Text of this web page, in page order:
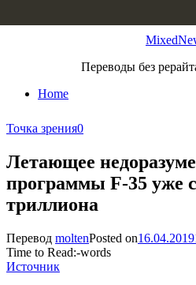
Переводы без
Home
Точка зрения0
Летающее
программы F-35 уже
триллиона
Перевод moltenPosted on16.04.2019
Time to Read:-words
Источник